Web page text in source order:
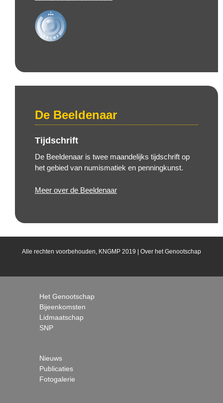
De Beeldenaar
Tijdschrift
De Beeldenaar is twee maandelijks tijdschrift op
het gebied van numismatiek en penningkunst.
Meer over de Beeldenaar
Het Genootschap
Bijeenkomsten
Lidmaatschap
SNP
Nieuws
Publicaties
Fotogalerie
Alle rechten voorbehouden, KNGMP 2019 | Over het Genootschap